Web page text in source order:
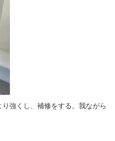
強くし、補修をする。我ながら